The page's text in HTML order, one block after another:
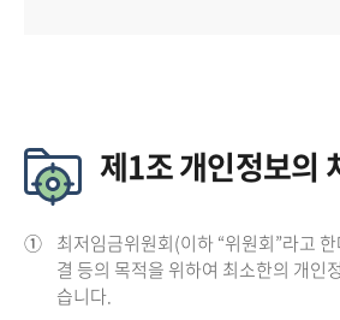
제1조 개인정보의
① 최저임금위원회(이하 “위원회”라고
결 등의 목적을 위하여 최소한의 개인
습니다.